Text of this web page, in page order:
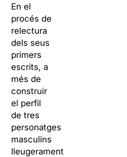
En el
procés de
relectura
dels seus
primers
escrits, a
més de
construir
el perfil
de tres
personatges
masculins
lleugerament